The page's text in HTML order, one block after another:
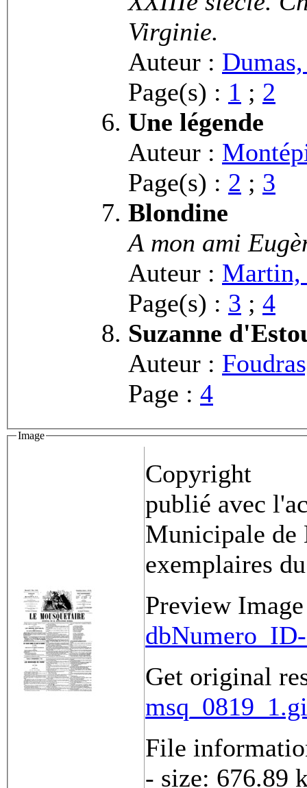
Virginie.
Auteur :
Page(s) : 1 ; 2
Une légende
Auteur :
Page(s) : 2 ; 3
Blondine
A mon ami
Auteur : Martin,
Page(s) : 3 ; 4
Suzanne
Auteur :
Page : 4
Image
Copyright
publié avec
Municipale de
exemplaires
Preview Image
Get original
File
- size: 676.89